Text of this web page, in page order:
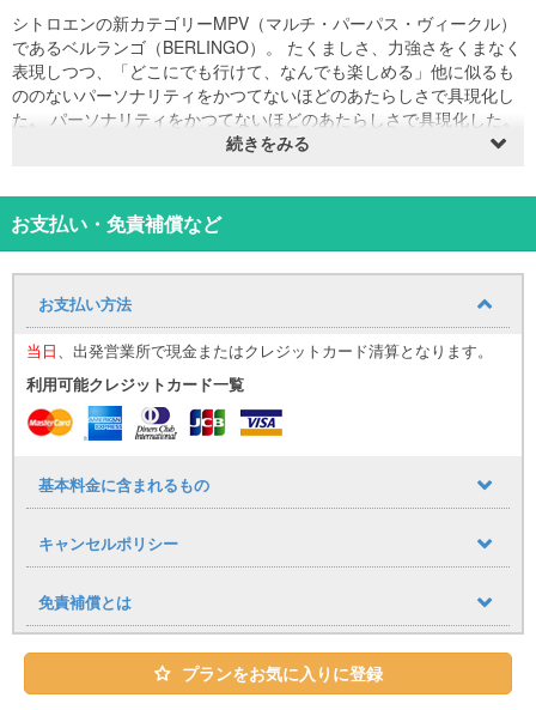
シトロエンの新カテゴリーMPV（マルチ・パーパス・ヴィークル）
であるベルランゴ（BERLINGO）。 たくましさ、力強さをくまなく
表現しつつ、「どこにでも行けて、なんでも楽しめる」他に似るも
ののないパーソナリティをかつてないほどのあたらしさで具現化し
た。 パーソナリティをかつてないほどのあたらしさで具現化した。
両サイドスライドドア採用で乗り降りのし易さはもちろん、小さい
彩る灯りも、 ガラスルーフ越しに見ると格別。大切な人と過ごす時
間が、ほんの少しロマンチックになります。 5人乗りタイプです
ンス車でのドライブ・ご旅行をお楽しみください。
続きをみる
お支払い・免責補償など
お支払い方法
当日、出発営業所で現金またはクレジットカード清算となります。
利用可能クレジットカード一覧
基本料金に含まれるもの
キャンセルポリシー
免責補償とは
プランをお気に入りに登録